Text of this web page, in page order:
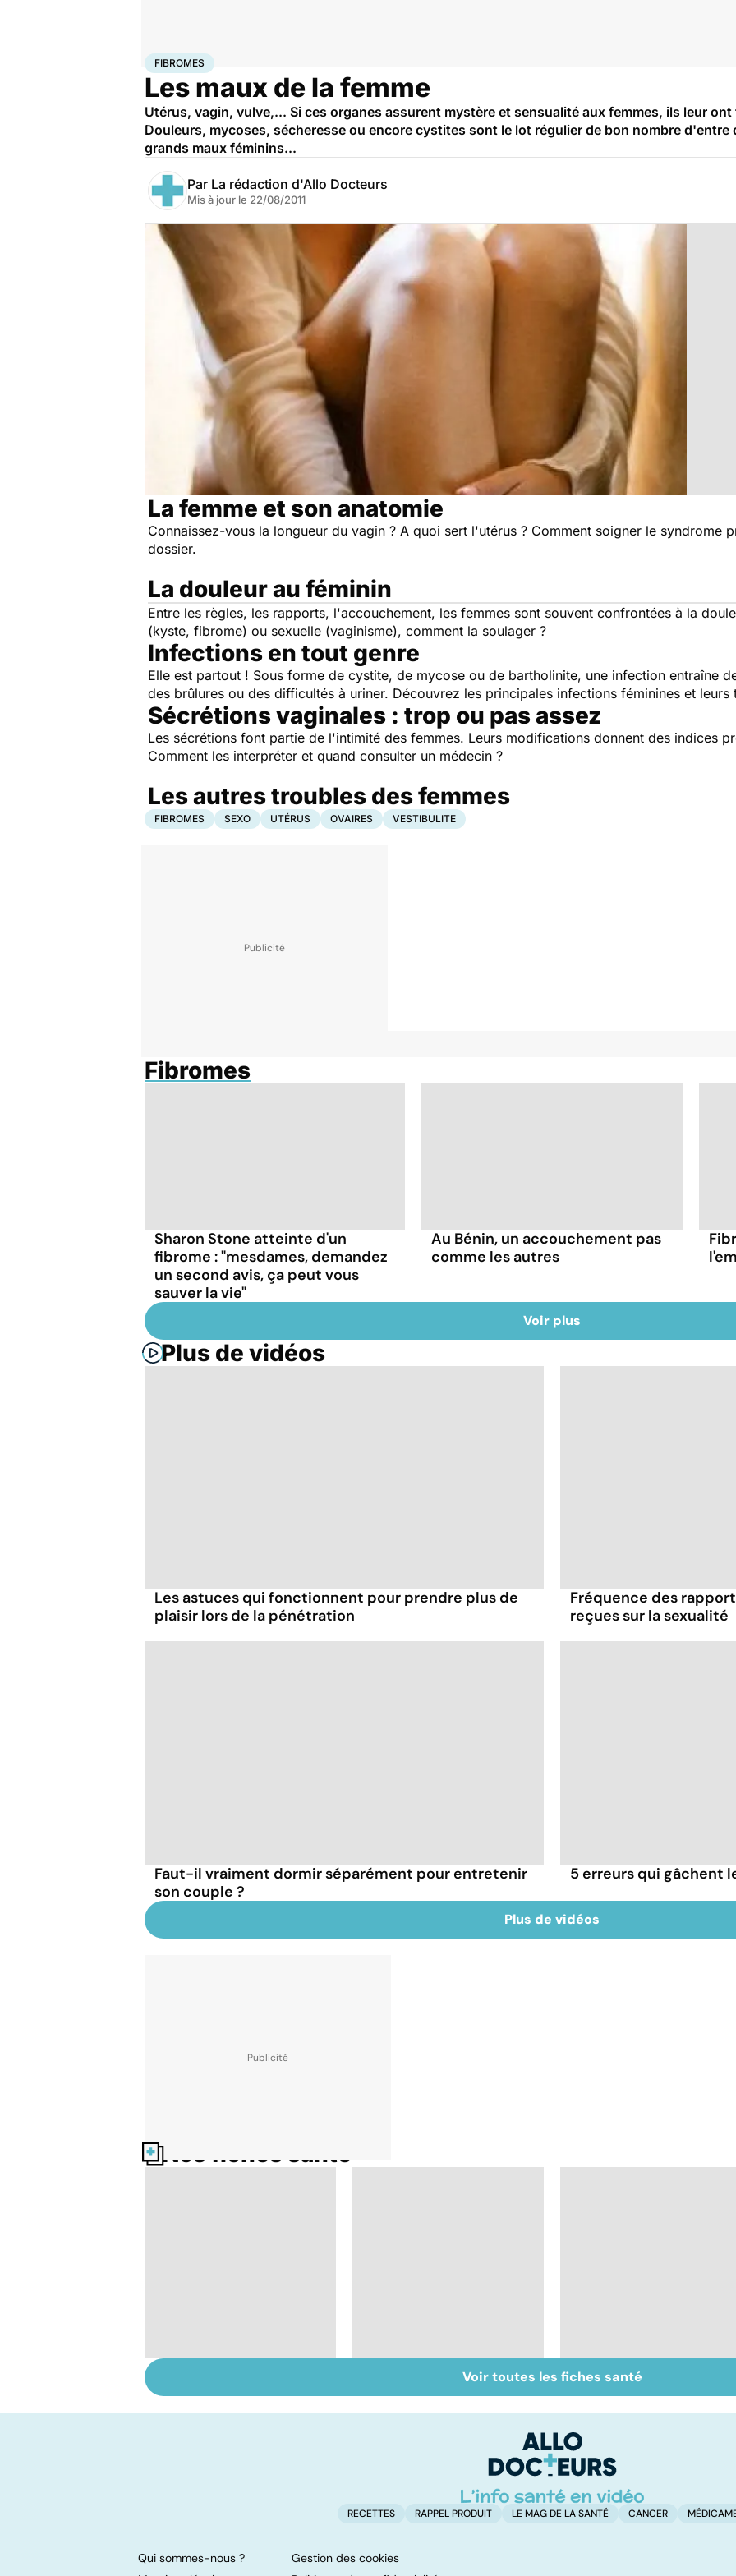
AccueilBien-être
FIBROMES
Les maux de la femme
Utérus, vagin, vulve,... Si ces organes assurent mystère et sensualité aux femmes, ils leur
Douleurs, mycoses, sécheresse ou encore cystites sont le lot régulier de bon nombre
grands maux féminins...
Par La rédaction d'Allo Docteurs
Mis à jour le 22/08/2011
La femme et son anatomie
Connaissez-vous la longueur du vagin ? A quoi sert l'utérus ? Comment soigner le syndrome
dossier.
La douleur au féminin
Entre les règles, les rapports, l'accouchement, les femmes sont souvent confrontées à la
(kyste, fibrome) ou sexuelle (vaginisme), comment la soulager ?
Infections en tout genre
Elle est partout ! Sous forme de cystite, de mycose ou de bartholinite, une infection entraîne
des brûlures ou des difficultés à uriner. Découvrez les principales infections féminines et leurs
Sécrétions vaginales : trop ou pas assez
Les sécrétions font partie de l'intimité des femmes. Leurs modifications donnent des indices
Comment les interpréter et quand consulter un médecin ?
Les autres troubles des femmes
FIBROMES SEXO UTÉRUS OVAIRES VESTIBULITE
Fibromes
Sharon Stone atteinte d'un
fibrome : "mesdames, demandez
un second avis, ça peut vous
sauver la vie"
Au Bénin, un accouchement pas
comme les autres
Voir plus
Plus de vidéos
Les astuces qui fonctionnent pour prendre plus de
plaisir lors de la pénétration
Fréquence des
reçues sur la sexualité
Faut-il vraiment dormir séparément pour entretenir
son couple ?
5 erreurs qui gâchent
Plus de vidéos
Nos fiches santé
vulvodynie,
Sexualité, infertilité
et PMA, des liens
Le sperme : son
odeur, sa couleur, sa
Voir toutes les fiches santé
RECETTES RAPPEL PRODUIT LE MAG DE LA SANTÉ CANCER
Qui sommes-nous ?
Gestion des cookies